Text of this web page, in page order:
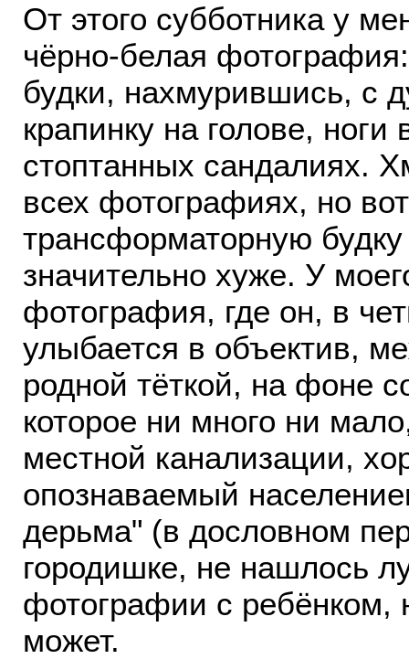
От этого субботника у
чёрно-белая
будки, нахмурившись, с
крапинку на голове,
стоптанных сандалиях.
всех фотографиях, но
трансформаторную
значительно хуже. У
фотография, где он, в
улыбается в объектив,
родной тёткой, на фоне
которое ни много ни
местной канализации,
опознаваемый
дерьма" (в дословном
городишке, не нашлось
фотографии с ребёнком,
может.